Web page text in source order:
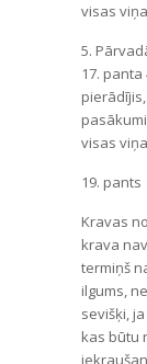
visas
5.
17.
visas
19. pants
Kravas
krava
termiņš
ilgums,
sevišķi,
kas būtu